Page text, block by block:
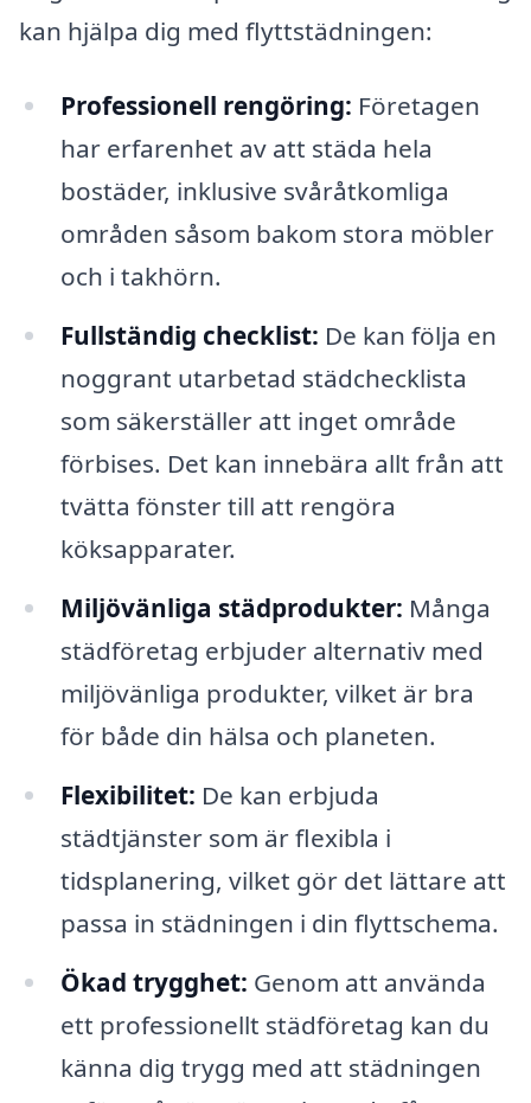
kan hjälpa dig med flyttstädningen:
Professionell rengöring: Företagen
har erfarenhet av att städa hela
bostäder, inklusive svåråtkomliga
områden såsom bakom stora möbler
och i takhörn.
Fullständig checklist: De kan följa en
noggrant utarbetad städchecklista
som säkerställer att inget område
förbises. Det kan innebära allt från att
tvätta fönster till att rengöra
köksapparater.
Miljövänliga städprodukter: Många
städföretag erbjuder alternativ med
miljövänliga produkter, vilket är bra
för både din hälsa och planeten.
Flexibilitet: De kan erbjuda
städtjänster som är flexibla i
tidsplanering, vilket gör det lättare att
passa in städningen i din flyttschema.
Ökad trygghet: Genom att använda
ett professionellt städföretag kan du
känna dig trygg med att städningen